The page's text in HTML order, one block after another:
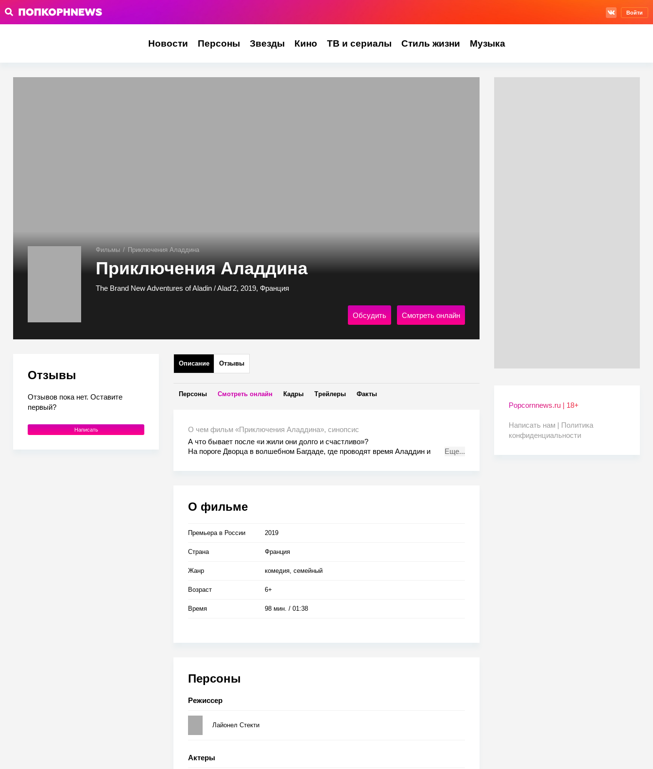
Войти
Новости Персоны Звезды Кино ТВ и сериалы Стиль жизни Музыка
Фильмы / Приключения Аладдина
Приключения Аладдина
The Brand New Adventures of Aladin / Alad'2, 2019, Франция
Обсудить Смотреть онлайн
Отзывы
Отзывов пока нет. Оставите
первый?
Написать
Описание Отзывы
Персоны Смотреть онлайн Кадры Трейлеры Факты
О чем фильм «Приключения Аладдина», синопсис
А что бывает после «и жили они долго и счастливо»?
На пороге Дворца в волшебном Багдаде, где проводят время Аладдин и
Еще...
О фильме
Премьера в Росcии 2019
Страна Франция
Жанр комедия, семейный
Возраст 6+
Время 98 мин. / 01:38
Персоны
Режиссер
Лайонел Стекти
Актеры
Popcornnews.ru | 18+
Написать нам | Политика
конфиденциальности